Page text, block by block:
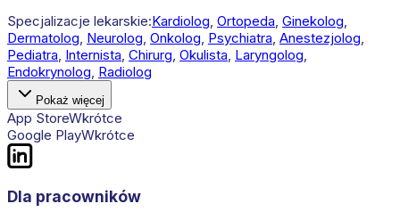
Specjalizacje lekarskie:Kardiolog Ortopeda Ginekolog
Dermatolog Neurolog Onkolog Psychiatra Anestezjolog
Pediatra Internista Chirurg Okulista Laryngolog
Endokrynolog Radiolog
Pokaż więcej
App StoreWkrótce
Google PlayWkrótce
Dla pracowników